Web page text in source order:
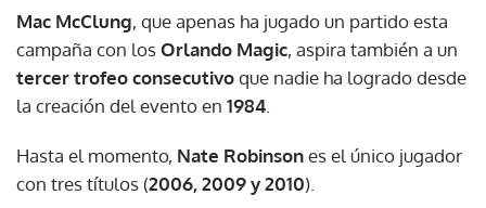
Mac McClung, que apenas ha jugado un partido esta
campaña con losOrlando Magic, aspira también a un
tercer trofeo consecutivoque nadie ha logrado desde
la creación del evento en 1984
Hasta el momento, Nate Robinsones el único jugador
con tres títulos (2006, 2009 y 2010).